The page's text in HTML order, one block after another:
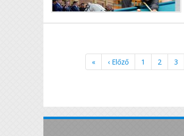
« ‹ Előző 1 2 3